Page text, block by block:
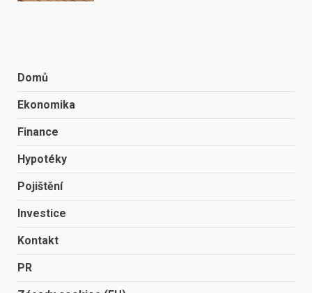
Domů
Ekonomika
Finance
Hypotéky
Pojištění
Investice
Kontakt
PR